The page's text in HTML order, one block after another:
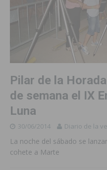
Pilar de la
de semana el IX
Luna
30/06/2014 Diario de la
La noche del sábado se
cohete a Marte